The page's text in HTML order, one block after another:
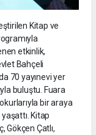
Kitap ve
etkinlik,
Bahçeli
70 yayınevi yer
buluştu. Fuara
bir araya
Kitap
Gökçen Çatlı,